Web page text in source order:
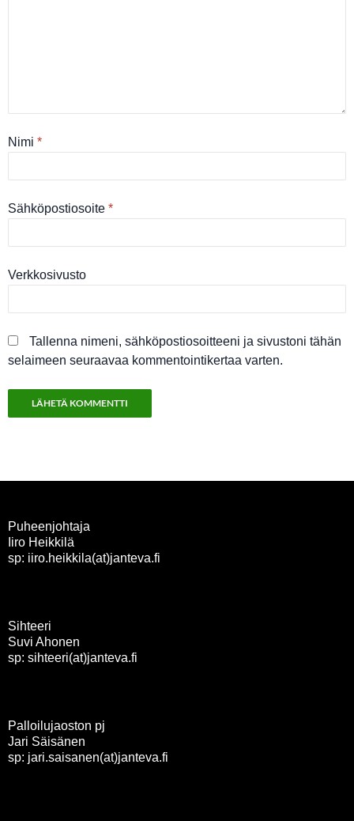
Nimi *
Sähköpostiosoite *
Verkkosivusto
Tallenna nimeni, sähköpostiosoitteeni ja sivustoni tähän
selaimeen seuraavaa kommentointikertaa varten.
Puheenjohtaja
Iiro Heikkilä
sp: iiro.heikkila(at)janteva.fi
Sihteeri
Suvi Ahonen
sp: sihteeri(at)janteva.fi
Palloilujaoston pj
Jari Säisänen
sp: jari.saisanen(at)janteva.fi